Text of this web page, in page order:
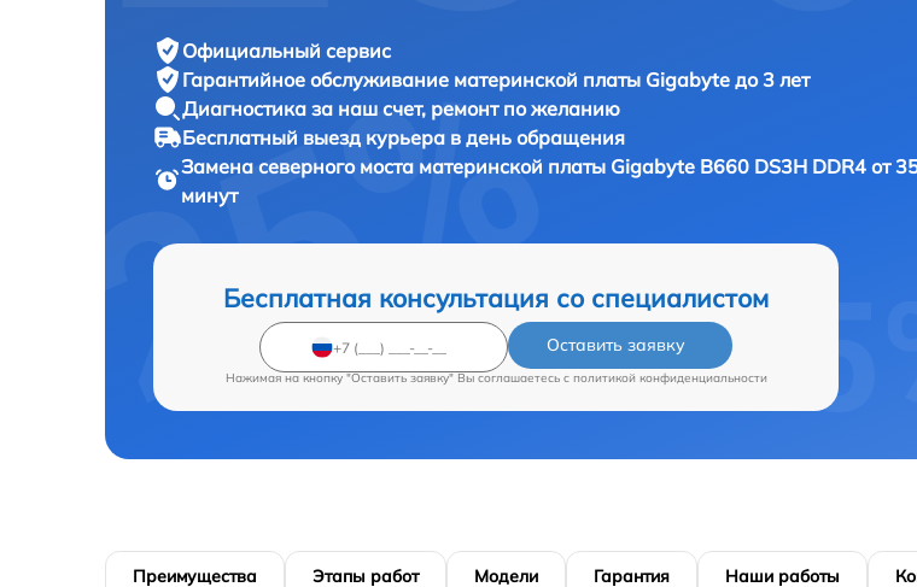
Официальный сервис
Гарантийное обслуживание материнской платы Gigabyte до 3 лет
Диагностика за наш счет, ремонт по желанию
Бесплатный выезд курьера в день обращения
Замена северного моста материнской платы Gigabyte B660 DS3H DDR4 от
минут
Бесплатная консультация со специалистом
Оставить заявку
Нажимая на кнопку "Оставить заявку" Вы соглашаетесь c политикой конфиденциальности
Преимущества Этапы работ Модели Гарантия Наши работы